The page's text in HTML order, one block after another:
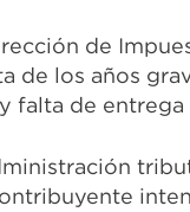
de
los años
falta de